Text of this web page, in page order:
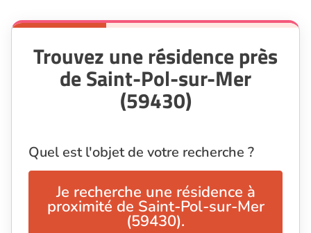
Trouvez une résidence près
de Saint-Pol-sur-Mer
(59430)
Quel est l'objet de votre recherche ?
Je recherche une résidence à
proximité de Saint-Pol-sur-Mer
(59430).